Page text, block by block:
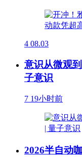
4 08.03
意识从微观
子意识
7 19小时前
2026半自动